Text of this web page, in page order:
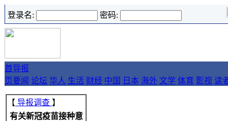
登录名: 密码:
首
页
导报
要闻 论坛 华人 生活 财经 中国 日本 海外 文学 体育 影视 读
【 导报调查 】
有关新冠疫苗接种意